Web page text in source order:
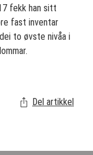
fekk han sitt
fast inventar
to øvste nivåa i
Del artikkel